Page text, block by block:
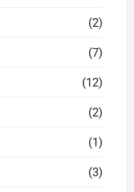
(2)
(7)
(12)
(2)
(1)
(3)